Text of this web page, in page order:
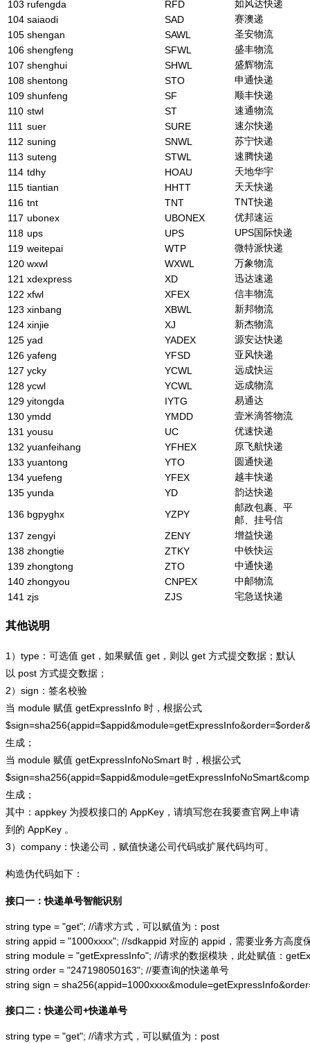
103 rufengda RFD
如风达快递
104 saiaodi SAD
赛澳递
105 shengan SAWL
圣安物流
106 shengfeng SFWL
盛丰物流
107 shenghui SHWL
盛辉物流
108 shentong STO
申通快递
109 shunfeng SF
顺丰快递
110 stwl ST
速通物流
111 suer SURE
速尔快递
112 suning SNWL
苏宁快递
113 suteng STWL
速腾快递
114 tdhy HOAU
天地华宇
115 tiantian HHTT
天天快递
116 tnt TNT
TNT快递
117 ubonex UBONEX
优邦速运
118 ups UPS
UPS国际快递
119 weitepai WTP
微特派快递
120 wxwl WXWL
万象物流
121 xdexpress XD
迅达速递
122 xfwl XFEX
信丰物流
123 xinbang XBWL
新邦物流
124 xinjie XJ
新杰物流
125 yad YADEX
源安达快递
126 yafeng YFSD
亚风快递
127 ycky YCWL
远成快运
128 ycwl YCWL
远成物流
129 yitongda IYTG
易通达
130 ymdd YMDD
壹米滴答物流
131 yousu UC
优速快递
132 yuanfeihang YFHEX
原飞航快递
133 yuantong YTO
圆通快递
134 yuefeng YFEX
越丰快递
135 yunda YD
韵达快递
136 bgpyghx YZPY
邮政包裹、平
邮、挂号信
137 zengyi ZENY
增益快递
138 zhongtie ZTKY
中铁快运
139 zhongtong ZTO
中通快递
140 zhongyou CNPEX
中邮物流
141 zjs ZJS 宅急送快递
其他说明
1）type：可选值 get，如果赋值 get，则以 get 方式提交数据；默认
以 post 方式提交数据；
2）sign：签名校验
当 module 赋值 getExpressInfo 时，根据公式
生成；
当 module 赋值 getExpressInfoNoSmart 时，根据公式
生成；
其中：appkey 为授权接口的 AppKey，请填写您在我要查官网上申请
到的 AppKey 。
3）company：快递公司，赋值快递公司代码或扩展代码均可。
构造伪代码如下：
接口一：快递单号智能识别
string type = "get"; //请求方式，可以赋值为：post
string appid = "1000xxxx"; //sdkappid 对应的 appid，需要业务方高度
string module = "getExpressInfo"; //请求的数据模块，此处赋值：
string order = "247198050163"; //要查询的快递单号
string sign =
接口二：快递公司+快递单号
string type = "get"; //请求方式，可以赋值为：post